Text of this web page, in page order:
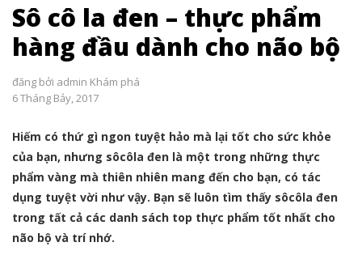
Sô cô la đen – thực phẩm
hàng đầu dành cho não bộ
đăng bởi admin Khám phá
6 Tháng Bảy, 2017
Hiếm có thứ gì ngon tuyệt hảo mà lại tốt cho sức khỏe
của bạn, nhưng sôcôla đen là một trong những thực
phẩm vàng mà thiên nhiên mang đến cho bạn, có tác
dụng tuyệt vời như vậy. Bạn sẽ luôn tìm thấy sôcôla đen
trong tất cả các danh sách top thực phẩm tốt nhất cho
não bộ và trí nhớ.